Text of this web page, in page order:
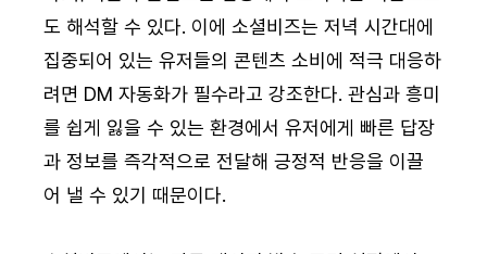
도 해석할 수 있다. 이에 소셜비즈는 저녁 시간대에
집중되어 있는 유저들의 콘텐츠 소비에 적극 대응하
려면 DM 자동화가 필수라고 강조한다. 관심과 흥미
를 쉽게 잃을 수 있는 환경에서 유저에게 빠른 답장
과 정보를 즉각적으로 전달해 긍정적 반응을 이끌
어 낼 수 있기 때문이다.